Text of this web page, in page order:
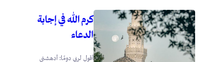
كرم الله في إجابة
الدعاء
أقول لربي دومًا: أدهشني